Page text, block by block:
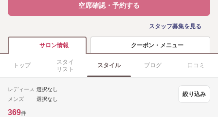
空席確認・予約する
スタッフ募集を見る
サロン情報 クーポン・メニュー
トップ
スタイ
リスト
スタイル ブログ 口コミ
レディース 選択なし
メンズ
選択なし
絞り込み
369件